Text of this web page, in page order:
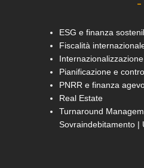
ESG e finanza
Fiscalità
Internazionalizzazione
Pianificazione e
PNRR e finanza
Real Estate
Turnaround
Sovraindebitamento |